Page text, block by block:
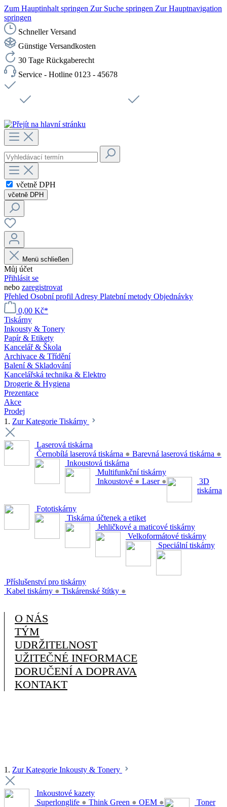
Zum Hauptinhalt springen Zur Suche springen Zur Hauptnavigation
springen
Schneller Versand
Günstige Versandkosten
30 Tage Rückgaberecht
Service - Hotline 0123 - 45678
včetně DPH
včetně DPH
Menü schließen
Můj účet
Přihlásit se
nebo zaregistrovat
Přehled Osobní profil Adresy Platební metody Objednávky
0,00 Kč*
Tiskárny
Inkousty & Tonery
Papír & Etikety
Kancelář & Škola
Archivace & Třídění
Balení & Skladování
Kancelářská technika & Elektro
Drogerie & Hygiena
Prezentace
Akce
Prodej
1. Zur Kategorie Tiskárny
Laserová tiskárna
Černobílá laserová tiskárna ● Barevná laserová tiskárna ●
Inkoustová tiskárna
Multifunkční tiskárny
Inkoustové ● Laser ●
3D
tiskárna
Fototiskárny
Tiskárna účtenek a etiket
Jehličkové a maticové tiskárny
Velkoformátové tiskárny
Speciální tiskárny
Příslušenství pro tiskárny
Kabel tiskárny ● Tiskárenské štítky ●
O NÁS
TÝM
UDRŽITELNOST
UŽITEČNÉ INFORMACE
DORUČENÍ A DOPRAVA
KONTAKT
1. Zur Kategorie Inkousty & Tonery
Inkoustové kazety
Superlonglife ● Think Green ● OEM ● Toner